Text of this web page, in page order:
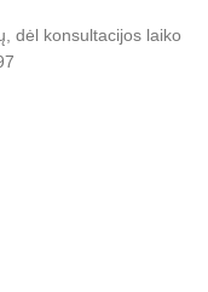
dėl konsultacijos laiko